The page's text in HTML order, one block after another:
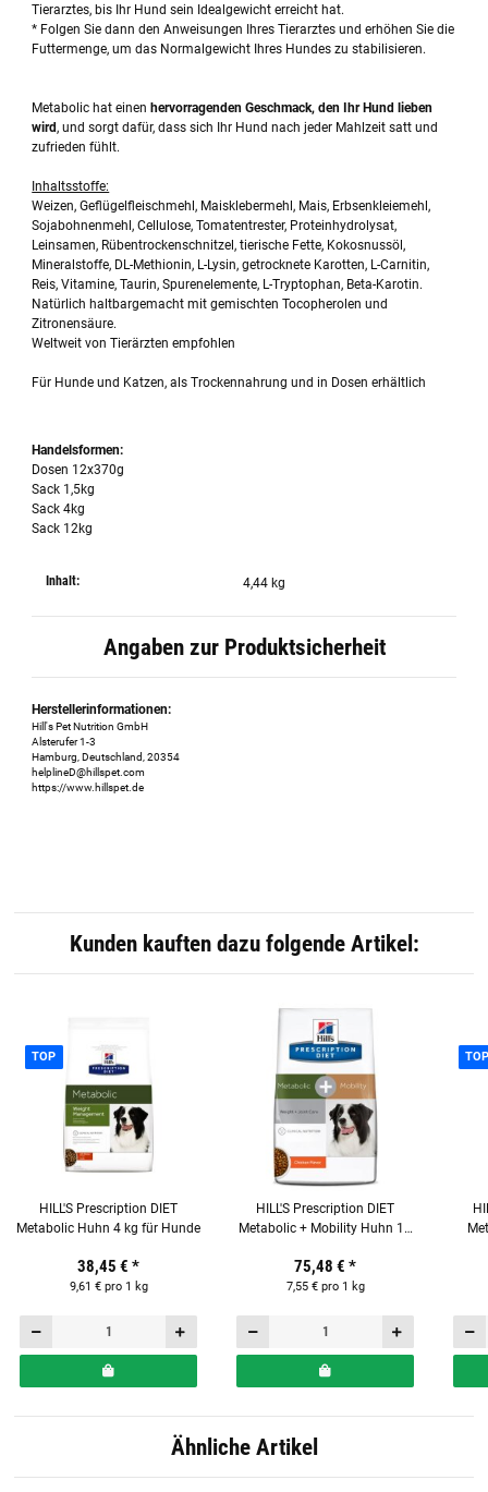
Tierarztes, bis Ihr Hund sein Idealgewicht erreicht hat.
* Folgen Sie dann den Anweisungen Ihres Tierarztes und erhöhen Sie die
Futtermenge, um das Normalgewicht Ihres Hundes zu stabilisieren.
Metabolic hat einen hervorragenden Geschmack, den Ihr Hund lieben
wird, und sorgt dafür, dass sich Ihr Hund nach jeder Mahlzeit satt und
zufrieden fühlt.
Inhaltsstoffe:
Weizen, Geflügelfleischmehl, Maisklebermehl, Mais, Erbsenkleiemehl,
Sojabohnenmehl, Cellulose, Tomatentrester, Proteinhydrolysat,
Leinsamen, Rübentrockenschnitzel, tierische Fette, Kokosnussöl,
Mineralstoffe, DL-Methionin, L-Lysin, getrocknete Karotten, L-Carnitin,
Reis, Vitamine, Taurin, Spurenelemente, L-Tryptophan, Beta-Karotin.
Natürlich haltbargemacht mit gemischten Tocopherolen und
Zitronensäure.
Weltweit von Tierärzten empfohlen
Für Hunde und Katzen, als Trockennahrung und in Dosen erhältlich
Handelsformen:
Dosen 12x370g
Sack 1,5kg
Sack 4kg
Sack 12kg
Inhalt: 4,44 kg
Angaben zur Produktsicherheit
Herstellerinformationen:
Hill's Pet Nutrition GmbH
Alsterufer 1-3
Hamburg, Deutschland, 20354
helplineD@hillspet.com
https://www.hillspet.de
Kunden kauften dazu folgende Artikel:
TOP
HILL'S Prescription DIET
Metabolic Huhn 4 kg für Hunde
38,45 € *
9,61 € pro 1 kg
HILL'S Prescription DIET
Metabolic + Mobility Huhn 10
75,48 € *
7,55 € pro 1 kg
Ähnliche Artikel